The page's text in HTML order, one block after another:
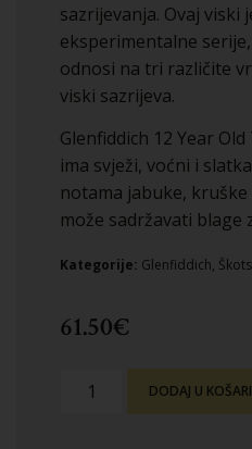
sazrijevanja. Ovaj viski
eksperimentalne serije,
odnosi na tri različite
viski sazrijeva.
Glenfiddich 12 Year
ima svježi, voćni i
notama jabuke,
može sadržavati blage
Kategorije: Glenfiddich,
61.50€
DODAJ U